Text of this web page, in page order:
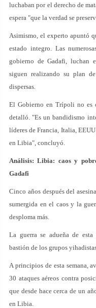
luchaban por el derecho de
espera "que la verdad se
Asimismo, el experto apuntó
estado integro. Las
gobierno de Gadafi, luchan
siguen realizando su plan
dispersas.
El Gobierno en Trípoli no es
detalló. "Es un bandidismo
líderes de Francia, Italia,
en Libia", concluyó.
Análisis: Libia: caos y
Gadafi
Cinco años después del
sumergida en el caos y la
desploma más.
La guerra se adueña de
bastión de los grupos
A principios de esta semana,
30 ataques aéreos contra
que desde hace cerca de un
en Libia.